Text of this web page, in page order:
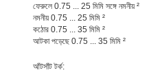
ফেরুলে 0.75 ... 25 মিমি সঙ্গে নমনীয় ²
নমনীয় 0.75 ... 25 মিমি ²
কঠোর 0.75 ... 35 মিমি ²
আটকা পড়েছে 0.75 ... 35 মিমি ²
আঁটসাঁট টর্ক: